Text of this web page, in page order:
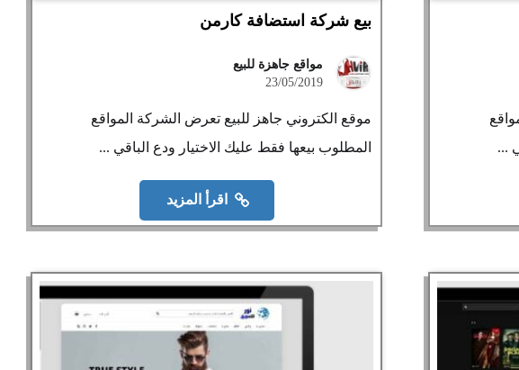
...
بيع شركة استضافة كارمن
مواقع جاهزة للبيع
23/05/2019
موقع الكتروني جاهز للبيع تعرض الشركة المواقع
المطلوب بيعها فقط عليك الاختيار ودع الباقي ...
اقرأ المزيد